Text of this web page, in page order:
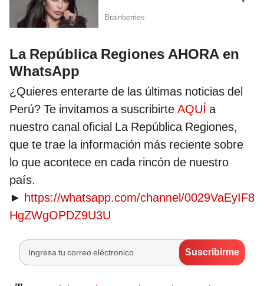
La República Regiones AHORA en
WhatsApp
¿Quieres enterarte de las últimas noticias del
Perú? Te invitamos a suscribirte AQUÍ a
nuestro canal oficial La República Regiones,
que te trae la información más reciente sobre
lo que acontece en cada rincón de nuestro
país.
► https://whatsapp.com/channel/0029VaEyIF8
HgZWgOPDZ9U3U